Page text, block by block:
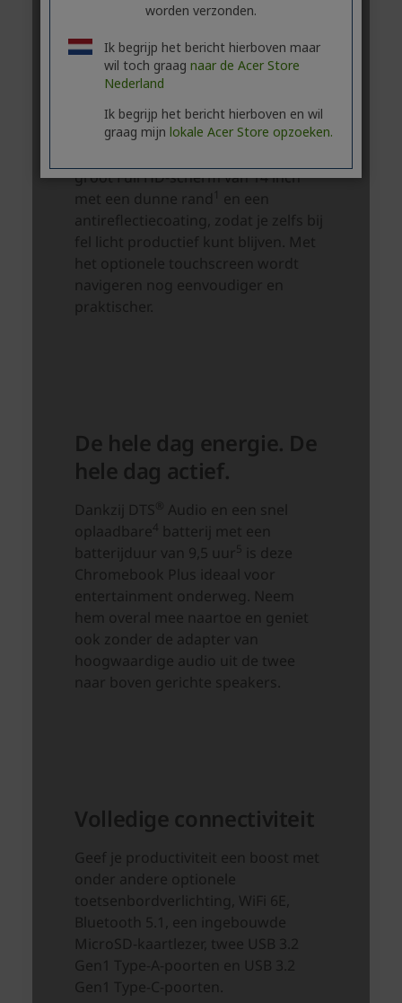
worden verzonden.
Ik begrijp het bericht hierboven maar
wil toch graag naar de Acer Store
Nederland
Ik begrijp het bericht hierboven en wil
graag mijn lokale Acer Store opzoeken.